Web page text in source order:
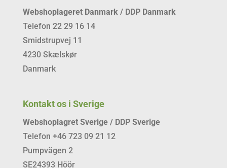
Webshoplageret Danmark / DDP Danmark
Telefon 22 29 16 14
Smidstrupvej 11
4230 Skælskør
Danmark
Kontakt os i Sverige
Webshoplagret Sverige / DDP Sverige
Telefon +46 723 09 21 12
Pumpvägen 2
SE24393 Höör